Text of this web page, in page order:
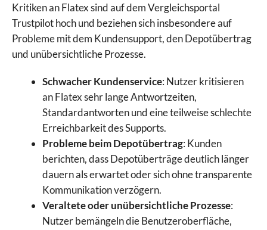
IG
ING
Interactive Brokers
IQ Option
JFD Brokers
Libertex
LYNX
Markets.com
Moneta Markets
Naga
Pepperstone
Plus500
PrimeXBT
PU Prime
Kritiken an Flatex sind auf dem Vergleichsportal
Trustpilot hoch und beziehen sich insbesondere auf
Probleme mit dem Kundensupport, den Depotübertrag
und unübersichtliche Prozesse.
Schwacher Kundenservice: Nutzer kritisieren
an Flatex sehr lange Antwortzeiten,
Standardantworten und eine teilweise schlechte
Erreichbarkeit des Supports.
Probleme beim Depotübertrag: Kunden
berichten, dass Depotüberträge deutlich länger
dauern als erwartet oder sich ohne transparente
Kommunikation verzögern.
Veraltete oder unübersichtliche Prozesse:
Nutzer bemängeln die Benutzeroberfläche,